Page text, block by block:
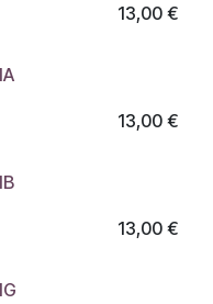
13,00€
13,00€
13,00€